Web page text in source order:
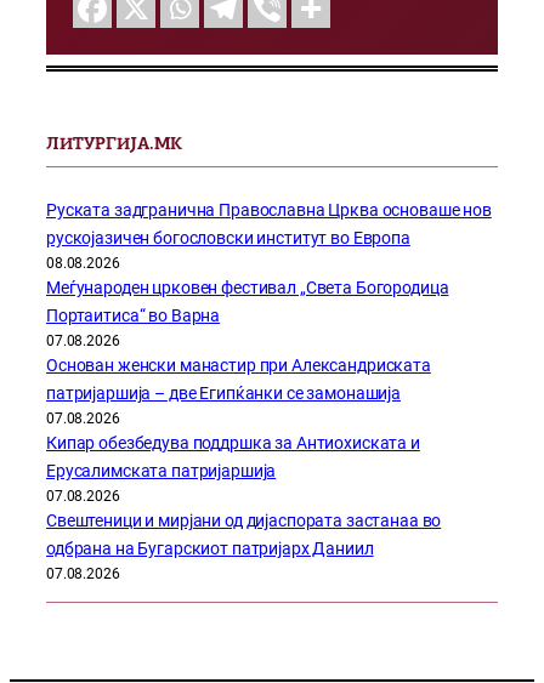
ЛИТУРГИЈА.МК
Руската задгранична Православна Црква основаше нов
рускојазичен богословски институт во Европа
08.08.2026
Меѓународен црковен фестивал „Света Богородица
Портаитиса“ во Варна
07.08.2026
Основан женски манастир при Александриската
патријаршија – две Египќанки се замонашија
07.08.2026
Кипар обезбедува поддршка за Антиохиската и
Ерусалимската патријаршија
07.08.2026
Свештеници и мирјани од дијаспората застанаа во
одбрана на Бугарскиот патријарх Даниил
07.08.2026